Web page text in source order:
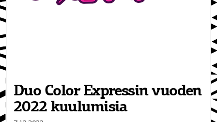
Duo Color Expressin vuoden
2022 kuulumisia